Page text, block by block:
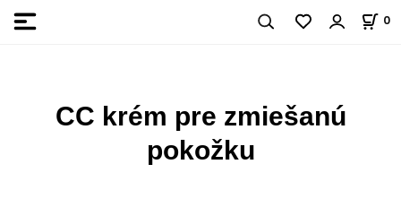
0
CC krém pre zmiešanú
pokožku